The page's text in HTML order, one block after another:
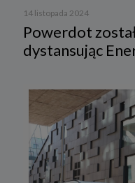
14 listopada 2024
Powerdot
dystansując